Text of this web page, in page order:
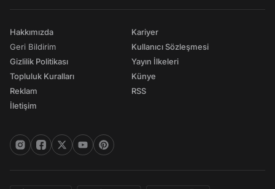
Hakkımızda
Geri Bildirim
Gizlilik Politikası
Topluluk Kuralları
Reklam
İletişim
Kariyer
Kullanıcı Sözleşmesi
Yayın İlkeleri
Künye
RSS